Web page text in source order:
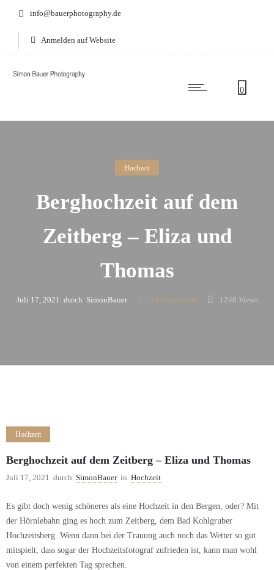
info@bauerphotography.de
Anmelden auf Website
0
Hochzeit
Berghochzeit auf dem
Zeitberg – Eliza und
Thomas
Juli 17, 2021 durch SimonBauer 0 Kommentare 1248 Views
Hochzeit
Berghochzeit auf dem Zeitberg – Eliza und Thomas
Juli 17, 2021 durch SimonBauer in Hochzeit
Es gibt doch wenig schöneres als eine Hochzeit in den Bergen, oder? Mit
der Hörnlebahn ging es hoch zum Zeitberg, dem Bad Kohlgruber
Hochzeitsberg. Wenn dann bei der Trauung auch noch das Wetter so gut
mitspielt, dass sogar der Hochzeitsfotograf zufrieden ist, kann man wohl
von einem perfekten Tag sprechen.